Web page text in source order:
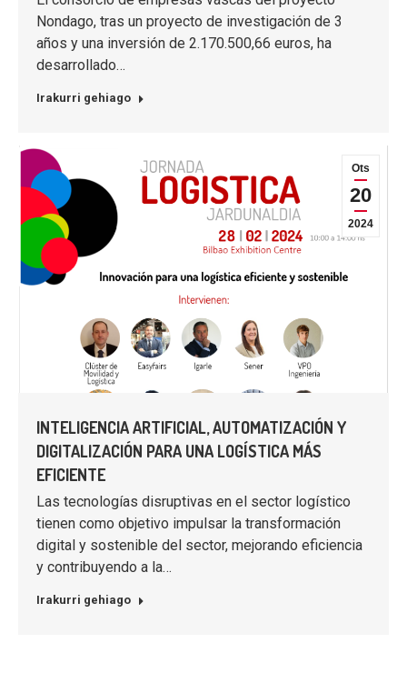
Nondago, tras un proyecto de investigación de 3
años y una inversión de 2.170.500,66 euros, ha
desarrollado…
Irakurri gehiago
Ots
20
2024
INTELIGENCIA ARTIFICIAL, AUTOMATIZACIÓN Y
DIGITALIZACIÓN PARA UNA LOGÍSTICA MÁS
EFICIENTE
Las tecnologías disruptivas en el sector logístico
tienen como objetivo impulsar la transformación
digital y sostenible del sector, mejorando eficiencia
y contribuyendo a la…
Irakurri gehiago